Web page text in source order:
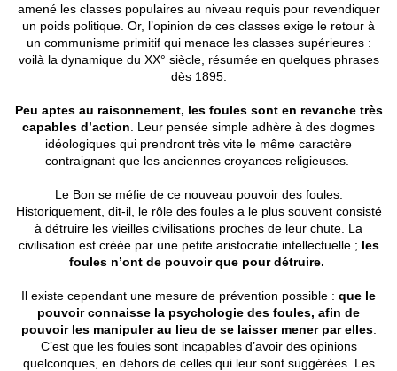
amené les classes populaires au niveau requis pour revendiquer
un poids politique. Or, l’opinion de ces classes exige le retour à
un communisme primitif qui menace les classes supérieures :
voilà la dynamique du XX° siècle, résumée en quelques phrases
dès 1895.
Peu aptes au raisonnement, les foules sont en revanche très
capables d’action . Leur pensée simple adhère à des dogmes
idéologiques qui prendront très vite le même caractère
contraignant que les anciennes croyances religieuses.
Le Bon se méfie de ce nouveau pouvoir des foules.
Historiquement, dit-il, le rôle des foules a le plus souvent consisté
à détruire les vieilles civilisations proches de leur chute. La
civilisation est créée par une petite aristocratie intellectuelle ; les
foules n’ont de pouvoir que pour détruire.
Il existe cependant une mesure de prévention possible : que le
pouvoir connaisse la psychologie des foules, afin de
pouvoir les manipuler au lieu de se laisser mener par elles.
C’est que les foules sont incapables d’avoir des opinions
quelconques, en dehors de celles qui leur sont suggérées. Les